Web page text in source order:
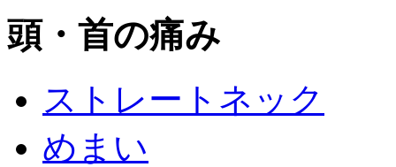
頭・首の痛み
ストレートネック
めまい